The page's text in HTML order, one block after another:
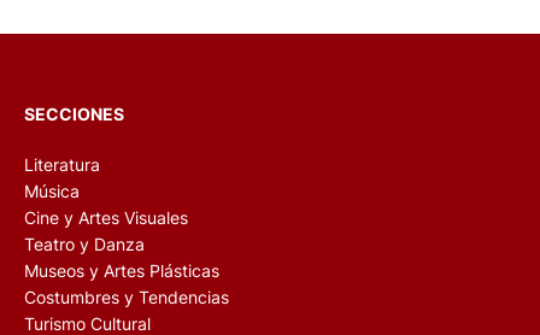
SECCIONES
Literatura
Música
Cine y Artes Visuales
Teatro y Danza
Museos y Artes Plásticas
Costumbres y Tendencias
Turismo Cultural